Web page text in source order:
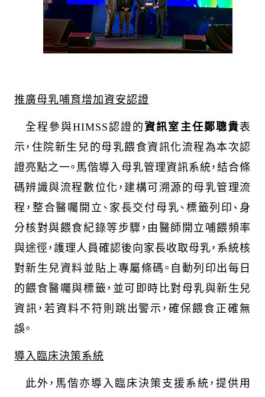
推廣母乳哺育增加資安認證
全程參與HIMSS認證的資訊室主任鄭聰貴表
示，住院新生兒的母乳餵食資訊化流程為本次認
證亮點之一。馬偕導入母乳管理資訊系統，結合條
碼辨識與流程數位化，建構可溯源的母乳管理流
程，整合醫囑開立、家長交付母乳、標籤列印、身
分核對與餵食紀錄等步驟，由醫師開立哺餵頻率
與途徑，護理人員確認後向家長收取母乳，系統核
對新生兒資料並貼上專屬條碼。自動列印出每日
的餵食醫囑與標籤，並可即時比對母乳與新生兒
資訊，若資料不符則跳出警示，確保餵食正確無
誤。
導入臨床決策系統
此外，馬偕亦導入臨床決策支援系統，提供用